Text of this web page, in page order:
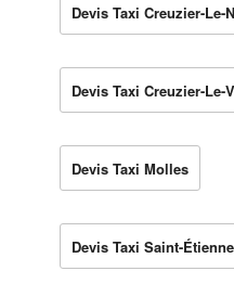
Devis Taxi Creuzier-Le-
Devis Taxi Creuzier-Le-
Devis Taxi Molles
Devis Taxi Saint-